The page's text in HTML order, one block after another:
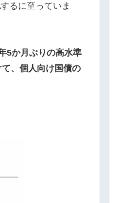
するに至っていま
5か月ぶりの高水準
、個人向け国債の